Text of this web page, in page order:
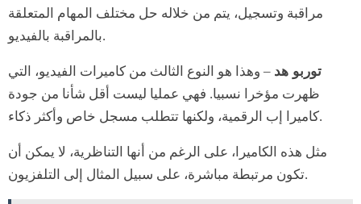
مراقبة وتسجيل، يتم من خلاله حل مختلف المهام المتعلقة
بالمراقبة بالفيديو.
توربو هد – وهذا هو النوع الثالث من كاميرات الفيديو، التي
ظهرت مؤخرا نسبيا. فهي عمليا ليست أقل شأنا من جودة
كاميرا إب الرقمية، ولكنها تتطلب مسجل خاص وأكثر ذكاء.
مثل هذه الكاميرا، على الرغم من أنها التناظرية، لا يمكن أن
تكون مرتبطة مباشرة، على سبيل المثال إلى التلفزيون.